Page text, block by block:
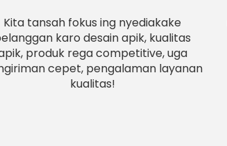
Kita tansah fokus ing nyediakake
karo desain apik, kualitas
produk rega competitive, uga
cepet, pengalaman layanan
kualitas!